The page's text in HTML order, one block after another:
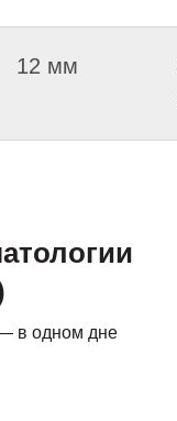
12 мм
в одном дне